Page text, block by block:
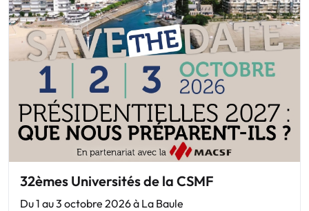
32èmes Universités de la CSMF
Du 1 au 3 octobre 2026 à La Baule